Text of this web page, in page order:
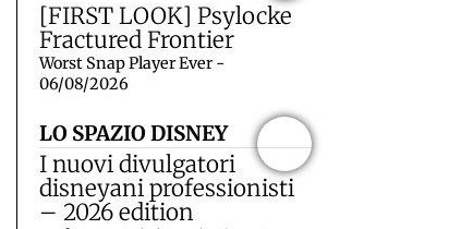
[FIRST LOOK] Psylocke
Fractured Frontier
Worst Snap Player Ever -
06/08/2026
LO SPAZIO DISNEY
I nuovi divulgatori
disneyani professionisti
– 2026 edition